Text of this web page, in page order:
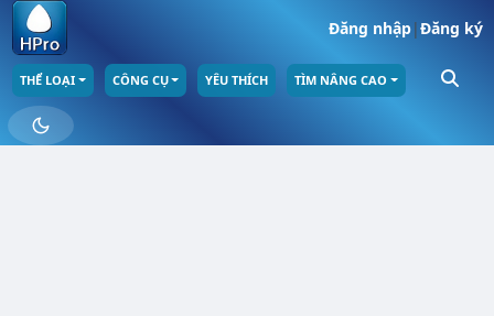
Đăng nhập|Đăng ký
THỂ LOẠI CÔNG CỤ YÊU THÍCH TÌM NÂNG CAO